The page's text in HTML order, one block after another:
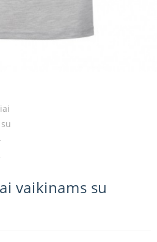
vaikinams su